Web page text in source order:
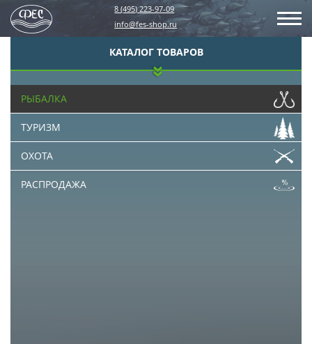
8 (495) 223-97-09
info@fes-shop.ru
КАТАЛОГ ТОВАРОВ
РЫБАЛКА
ТУРИЗМ
ОХОТА
РАСПРОДАЖА